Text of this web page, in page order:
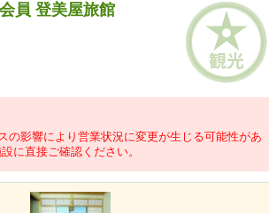
員 登美屋旅館
の影響により営業状況に変更が生じる可能性があ
に直接ご確認ください。